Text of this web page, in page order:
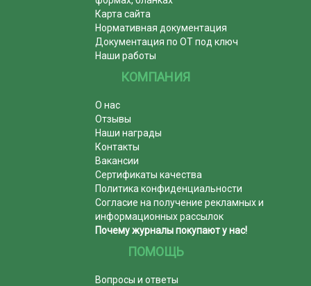
Карта сайта
Нормативная документация
Документация по ОТ под ключ
Наши работы
КОМПАНИЯ
О нас
Отзывы
Наши награды
Контакты
Вакансии
Сертификаты качества
Политика конфиденциальности
Согласие на получение рекламных и
информационных рассылок
Почему журналы покупают у нас!
ПОМОЩЬ
Вопросы и ответы